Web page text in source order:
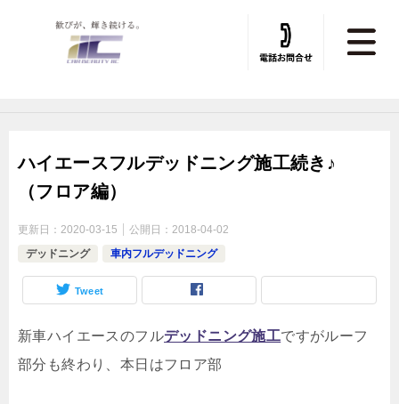
トータルカービューティIIC TOP デッドニング» デッドニング施工実績
ハイエースフルデッドニング施工続き♪
（フロア編）
更新日： 2020-03-15 公開日： 2018-04-02
デッドニング
車内フルデッドニング
Tweet
新車ハイエースのフルデッドニング施工ですがルーフ
部分も終わり、本日はフロア部